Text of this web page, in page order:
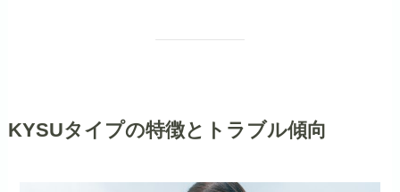
KYSUタイプの特徴とトラブル傾向